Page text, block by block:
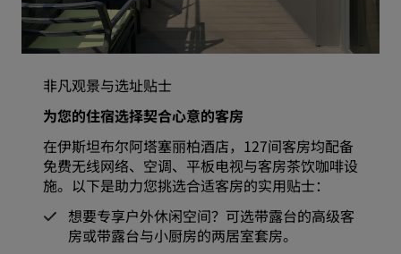
非凡观景与选址贴士
为您的住宿选择契合心意的客房
在伊斯坦布尔阿塔塞丽柏酒店，127间客房均配备
免费无线网络、空调、平板电视与客房茶饮咖啡设
施。以下是助力您挑选合适客房的实用贴士：
想要专享户外休闲空间？可选带露台的高级客
房或带露台与小厨房的两居室套房。